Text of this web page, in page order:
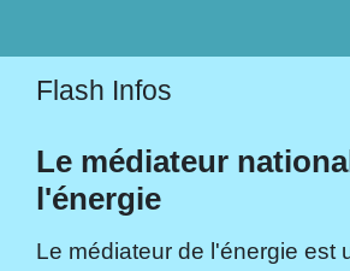
Flash Infos
Le médiateur
l'énergie
Le médiateur de l'énergie est